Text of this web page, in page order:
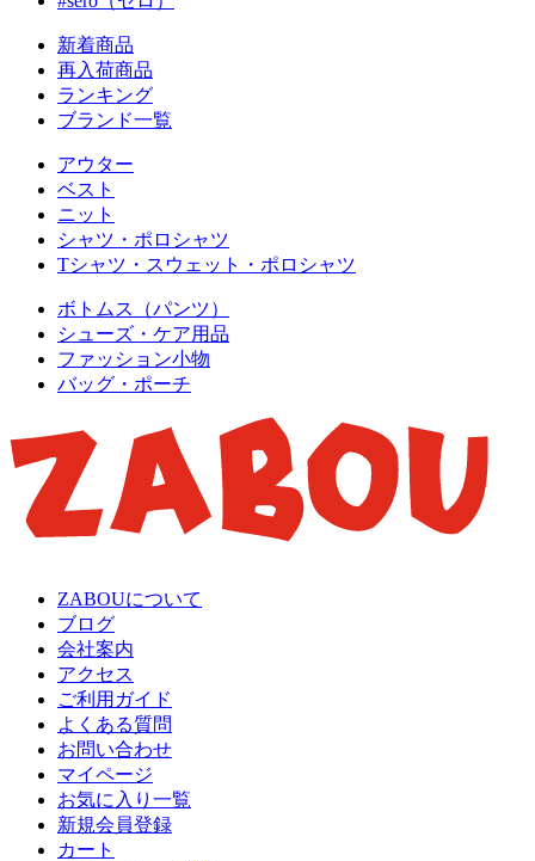
新着商品
再入荷商品
ランキング
ブランド一覧
アウター
ベスト
ニット
シャツ・ポロシャツ
Tシャツ・スウェット・ポロシャツ
ボトムス（パンツ）
シューズ・ケア用品
ファッション小物
バッグ・ポーチ
ZABOUについて
ブログ
会社案内
アクセス
ご利用ガイド
よくある質問
お問い合わせ
マイページ
お気に入り一覧
新規会員登録
カート